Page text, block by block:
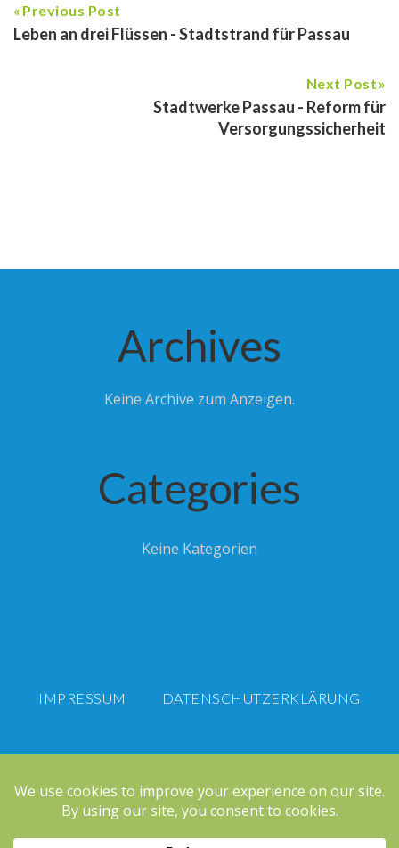
Previous Post
Leben an drei Flüssen - Stadtstrand für Passau
Next Post
Stadtwerke Passau - Reform für
Versorgungssicherheit
Archives
Keine Archive zum Anzeigen.
Categories
Keine Kategorien
IMPRESSUM DATENSCHUTZERKLÄRUNG